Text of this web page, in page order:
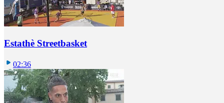
Estathè Streetbasket
02:36